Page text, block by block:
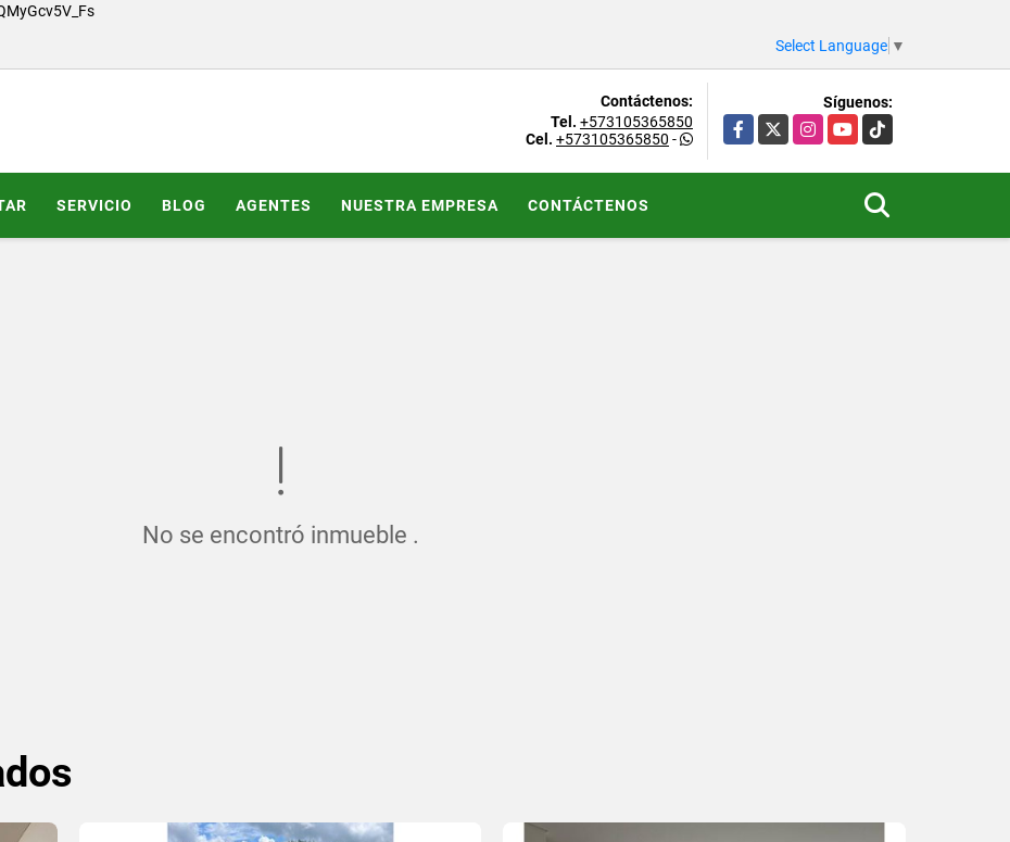
Select Language ▼
Contáctenos:
Tel. +573105365850
Cel. +573105365850 -
Síguenos:
Facebook
X InstagramYouTubeTikTok
SERVICIO BLOG AGENTES NUESTRA EMPRESA CONTÁCTENOS
No se encontró inmueble .